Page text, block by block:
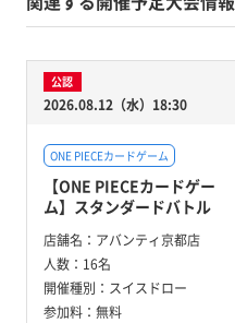
公認
2026.08.12（水）18:30
ONE PIECEカードゲーム
【ONE PIECEカードゲー
ム】スタンダードバトル
店舗名： アバンティ京都店
人数： 16名
開催種別： スイスドロー
参加料： 無料